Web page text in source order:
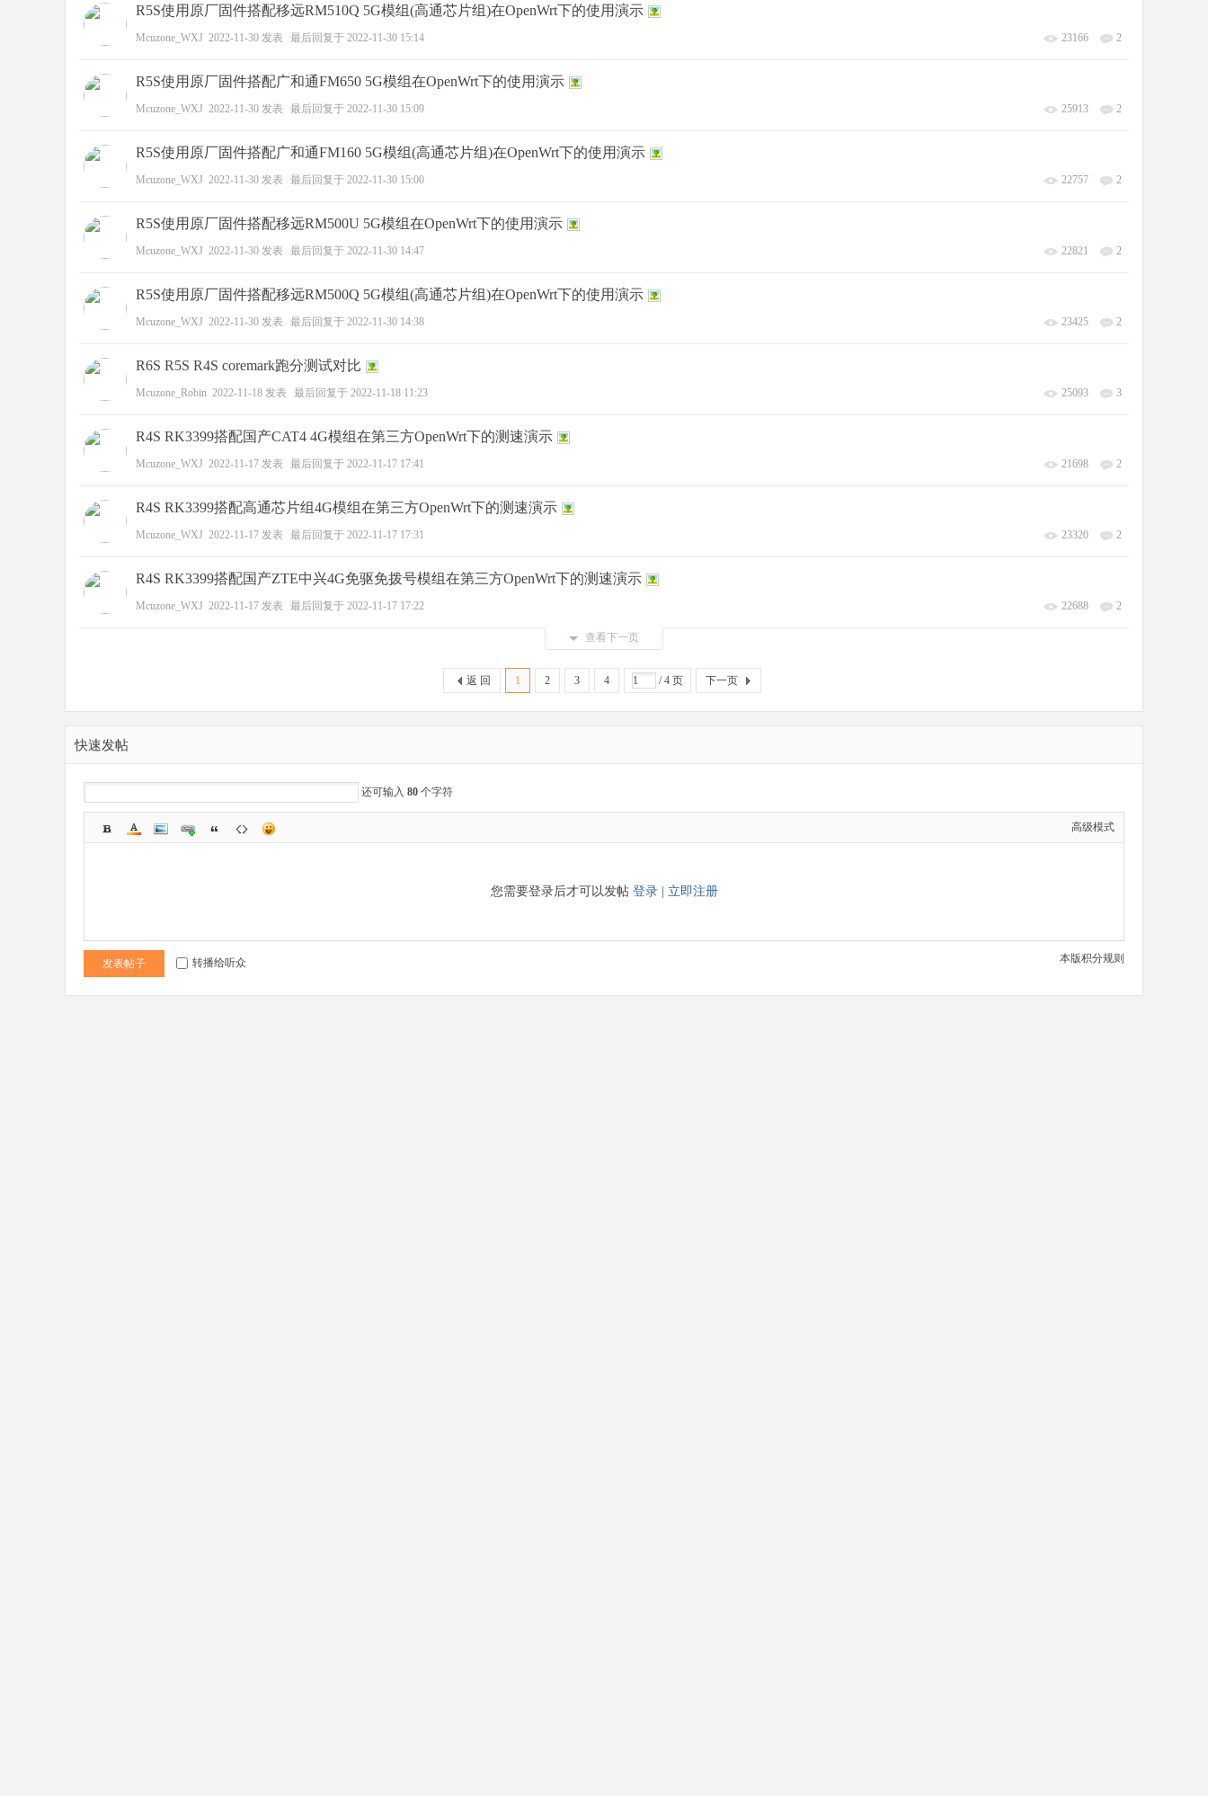
R5S使用原厂固件搭配移远RM510Q 5G模组(高通芯片组)在OpenWrt下的使用演示
23166 2
Mcuzone_WXJ 2022-11-30 发表 最后回复于 2022-11-30 15:14
R5S使用原厂固件搭配广和通FM650 5G模组在OpenWrt下的使用演示
25913 2
Mcuzone_WXJ 2022-11-30 发表 最后回复于 2022-11-30 15:09
R5S使用原厂固件搭配广和通FM160 5G模组(高通芯片组)在OpenWrt下的使用演示
22757 2
Mcuzone_WXJ 2022-11-30 发表 最后回复于 2022-11-30 15:00
R5S使用原厂固件搭配移远RM500U 5G模组在OpenWrt下的使用演示
22821 2
Mcuzone_WXJ 2022-11-30 发表 最后回复于 2022-11-30 14:47
R5S使用原厂固件搭配移远RM500Q 5G模组(高通芯片组)在OpenWrt下的使用演示
23425 2
Mcuzone_WXJ 2022-11-30 发表 最后回复于 2022-11-30 14:38
R6S R5S R4S coremark跑分测试对比
25093 3
Mcuzone_Robin 2022-11-18 发表 最后回复于 2022-11-18 11:23
R4S RK3399搭配国产CAT4 4G模组在第三方OpenWrt下的测速演示
21698 2
Mcuzone_WXJ 2022-11-17 发表 最后回复于 2022-11-17 17:41
R4S RK3399搭配高通芯片组4G模组在第三方OpenWrt下的测速演示
23320 2
Mcuzone_WXJ 2022-11-17 发表 最后回复于 2022-11-17 17:31
R4S RK3399搭配国产ZTE中兴4G免驱免拨号模组在第三方OpenWrt下的测速演示
22688 2
Mcuzone_WXJ 2022-11-17 发表 最后回复于 2022-11-17 17:22
查看下一页
返 回 1 2 3 4 / 4 页 下一页
快速发帖
还可输入 80 个字符
高级模式
您需要登录后才可以发帖 登录| 立即注册
本版积分规则
发表帖子 转播给听众